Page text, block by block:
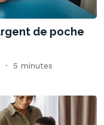
de poche
5 minutes